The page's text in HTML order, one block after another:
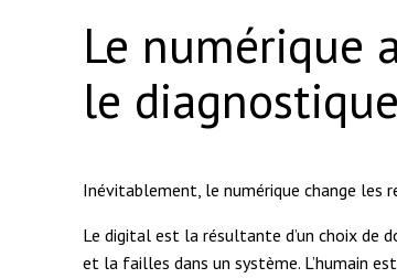
Le
le
Inévitablement, le numérique change les
Le digital est la résultante d’un choix de
et la failles dans un système. L’humain